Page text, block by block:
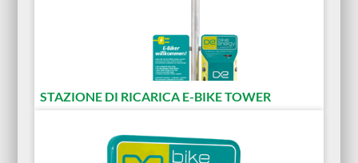
STAZIONE DI RICARICA E-BIKE TOWER